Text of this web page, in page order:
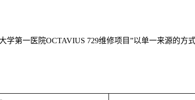
学第一医院OCTAVIUS 729维修项目”以单一来源的方